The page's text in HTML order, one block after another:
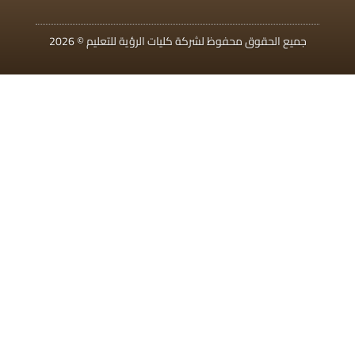
جميع الحقوق محفوظ لشركة كليات الرؤية للتعليم © 2026